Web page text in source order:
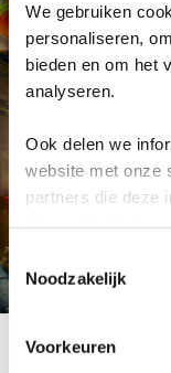
We gebruiken
personaliseren,
bieden en om het
analyseren.
Ook delen we
website met onze
partners die deze
C
o
n
Noodzakelijk
Voorkeuren